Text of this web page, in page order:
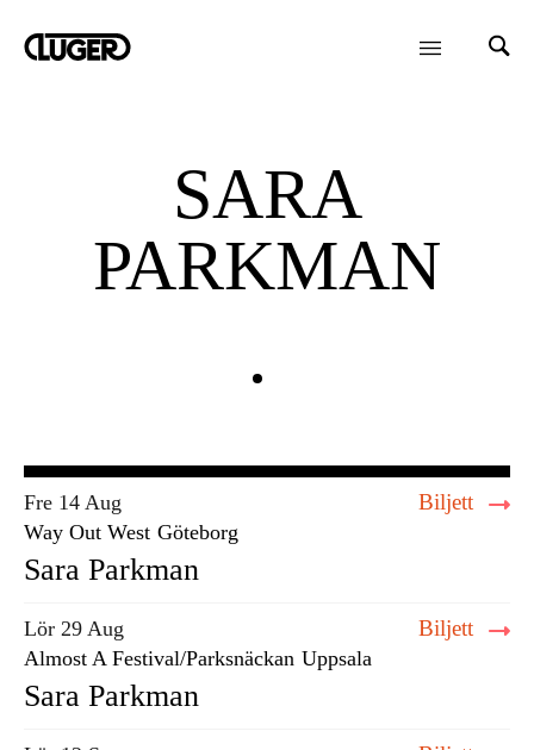
SARA
PARKMAN
Fre 14 Aug
Way Out West Göteborg
Biljett
Sara Parkman
Lör 29 Aug
Almost A Festival/Parksnäckan Uppsala
Biljett
Sara Parkman